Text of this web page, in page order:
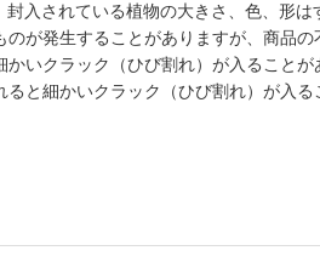
入されている植物の大きさ、色、形は
が発生することがありますが、商品の
いクラック（ひび割れ）が入ることが
と細かいクラック（ひび割れ）が入